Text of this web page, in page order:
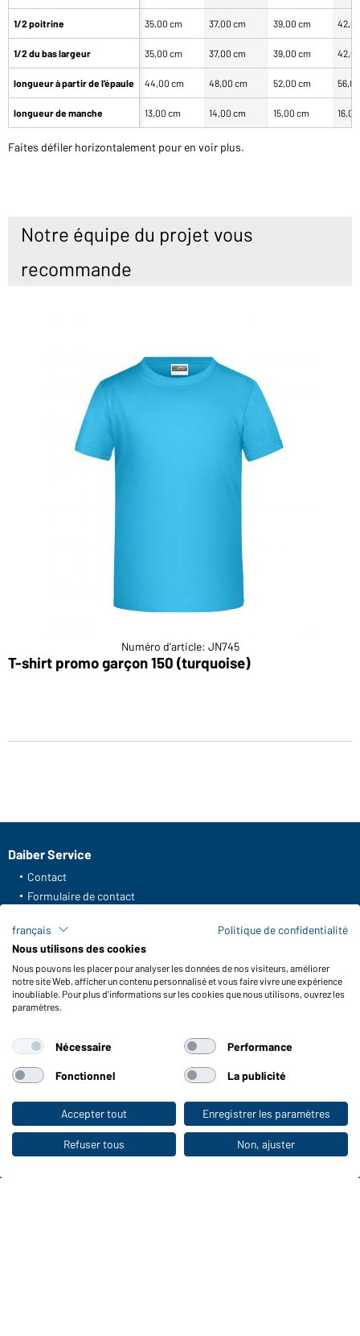
Vers la boutique pour particuliers
1/2 poitrine
1/2 du bas largeur
longueur à partir de l'épaule
longueur de manche
35,00 cm 37,00 cm 39,00 cm
35,00 cm 37,00 cm 39,00 cm
44,00 cm 48,00 cm 52,00 cm
13,00 cm 14,00 cm 15,00 cm
Faites défiler horizontalement pour en voir plus.
Notre équipe du projet vous
recommande
Numéro d'article: JN745
T-shirt promo garçon 150 (turquoise)
Daiber Service
Contact
Formulaire de contact
FAQ / Manuel d' utilisation
Vérifier le stock
Reporting system according to whistleblower protection act
Fonctions et entretien
Conseils d'entretien
Tailles
Couleurs
WORKWEAR COLLECTION
Le choix idéal pour les professionnels :
français
Politique de confidentialité
Nous utilisons des cookies
Nous pouvons les placer pour analyser les données de nos visiteurs, améliorer
notre site Web, afficher un contenu personnalisé et vous faire vivre une expérience
inoubliable. Pour plus d'informations sur les cookies que nous utilisons, ouvrez les
paramètres.
Nécessaire Performance
Fonctionnel La publicité
Accepter tout Enregistrer les paramètres
Refuser tous Non, ajuster